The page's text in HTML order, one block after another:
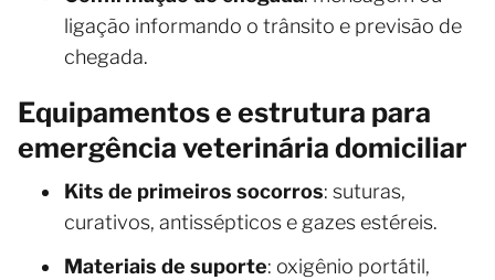
ligação informando o trânsito e previsão de
chegada.
Equipamentos e estrutura para
emergência veterinária domiciliar
Kits de primeiros socorros: suturas,
curativos, antissépticos e gazes estéreis.
Materiais de suporte: oxigênio portátil,